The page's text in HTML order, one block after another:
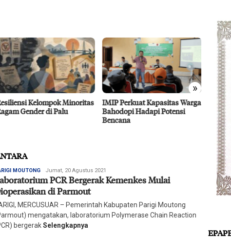
»
Perkuat Kapasitas Warga
Hadapi Potensi
Dubes UEA Tertarik
Berinvestasi di Sulteng Sektor
Pertanian, Energi, dan
CPO
Agro
2026
MOUTONGRedaksi
Harian
Mercusuar
Jumat, 20 Agustus 2021
PCR Bergerak Kemenkes Mulai
di Parmout
MERCUSUAR – Pemerintah Kabupaten Parigi Moutong
mengatakan, laboratorium Polymerase Chain Reaction
bergerakSelengkapnya